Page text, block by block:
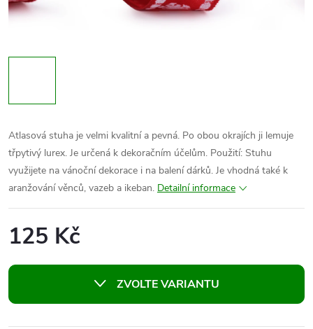
Atlasová stuha je velmi kvalitní a pevná. Po obou okrajích ji lemuje
třpytivý lurex. Je určená k dekoračním účelům. Použití: Stuhu
využijete na vánoční dekorace i na balení dárků. Je vhodná také k
aranžování věnců, vazeb a ikeban. Detailní informace
125 Kč
cena:
ZVOLTE VARIANTU